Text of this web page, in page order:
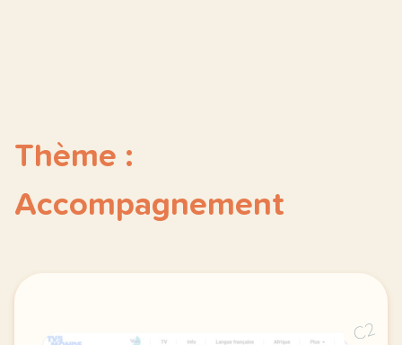
Thème :
Accompagnement
C2